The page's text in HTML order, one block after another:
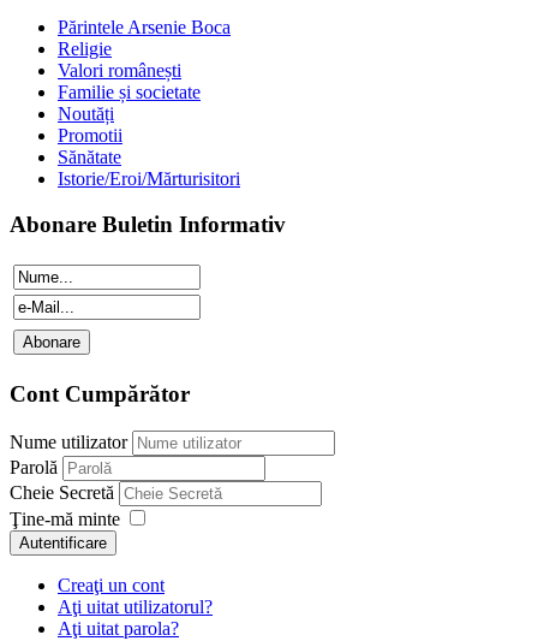
Părintele Arsenie Boca
Religie
Valori românești
Familie și societate
Noutăți
Promotii
Sănătate
Istorie/Eroi/Mărturisitori
Abonare Buletin Informativ
Cont Cumpărător
Nume utilizator
Parolă
Cheie Secretă
Ţine-mă minte
Autentificare
Creaţi un cont
Aţi uitat utilizatorul?
Aţi uitat parola?